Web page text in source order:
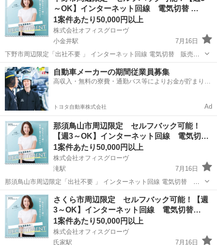
す。 【主な仕事...～OK】インターネット回線 電気切替 …
1案件あたり50,000円以上
株式会社オフィスグローヴ
小金井駅
7月16日
下野市周辺限定「出社不要 」 インターネット回線 電気切替 販売紹
介 のお仕事です。 私たちは地域の人々に役立つ 大手通信キャリアの
インターネット回線 の商品やサービスをご案内し、ご契約いただきま
す。 【主な仕事...
栃木 下野市 小金井駅 セルフ
自動車メーカーの期間従業員募集
高収入・無料の寮費・通勤バス等によりお金が貯まりや
トヨタ自動車株式会社 Ad
那須鳥山市周辺限定 セルフバック可能！
【週3～OK】インターネット回線 電気切…
1案件あたり50,000円以上
株式会社オフィスグローヴ
滝駅
7月16日
那須鳥山市周辺限定「出社不要 」 インターネット回線 電気切替 販
売紹介 のお仕事です。 私たちは地域の人々に役立つ 大手通信キャリ
アのインターネット回線 の商品やサービスをご案内し、ご契約いただ
きます。 【主な...
栃木 那須烏山市 滝駅 営業
さくら市周辺限定 セルフバック可能！【週
3～OK】インターネット回線 電気切替…
1案件あたり50,000円以上
株式会社オフィスグローヴ
氏家駅
7月16日